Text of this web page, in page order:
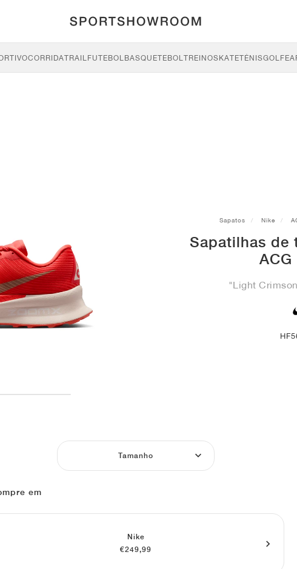
CORRIDATRAILFUTEBOLBASQUETEBOLTREINOSKATETÉNISGOLFE
Sapatos Nike
Sapatilhas de
"Light
Tamanho
em
Nike
€249,99